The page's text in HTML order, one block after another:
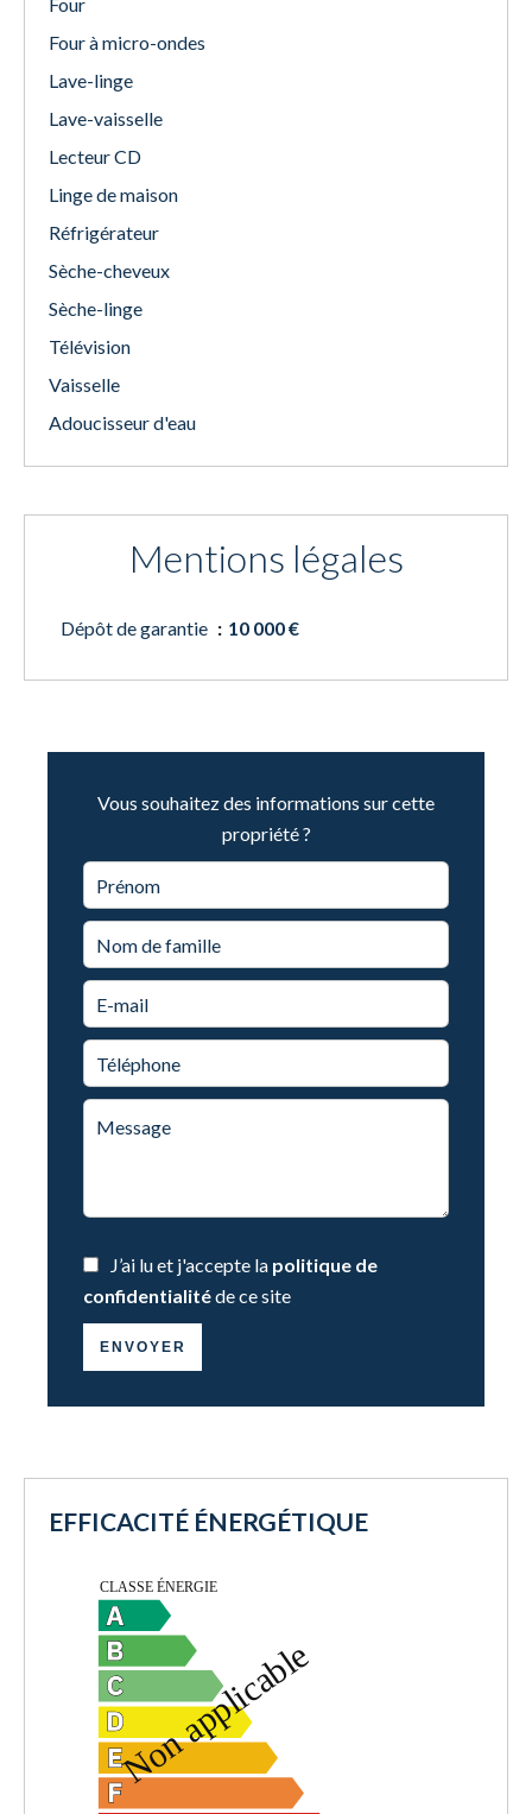
Four à micro-ondes
Lave-linge
Lave-vaisselle
Lecteur CD
Linge de maison
Réfrigérateur
Sèche-cheveux
Sèche-linge
Télévision
Vaisselle
Adoucisseur d'eau
Mentions légales
Dépôt de garantie 10 000 €
Vous souhaitez des informations sur cette
propriété ?
J’ai lu et j'accepte la politique de
confidentialitéde ce site
ENVOYER
EFFICACITÉ ÉNERGÉTIQUE